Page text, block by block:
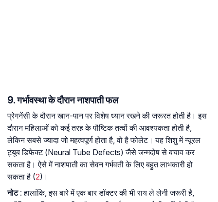
9. गर्भावस्था के दौरान नाशपाती फल
प्रेगनेंसी के दौरान खान-पान पर विशेष ध्यान रखने की जरूरत होती है। इस
दौरान महिलाओं को कई तरह के पौष्टिक तत्वों की आवश्यकता होती है,
लेकिन सबसे ज्यादा जो महत्वपूर्ण होता है, वो है फोलेट। यह शिशु में न्यूरल
ट्यूब डिफेक्ट (Neural Tube Defects) जैसे जन्मदोष से बचाव कर
सकता है। ऐसे में नाशपाती का सेवन गर्भवती के लिए बहुत लाभकारी हो
सकता है (2)।
नोट: हालांकि, इस बारे में एक बार डॉक्टर की भी राय ले लेनी जरूरी है,